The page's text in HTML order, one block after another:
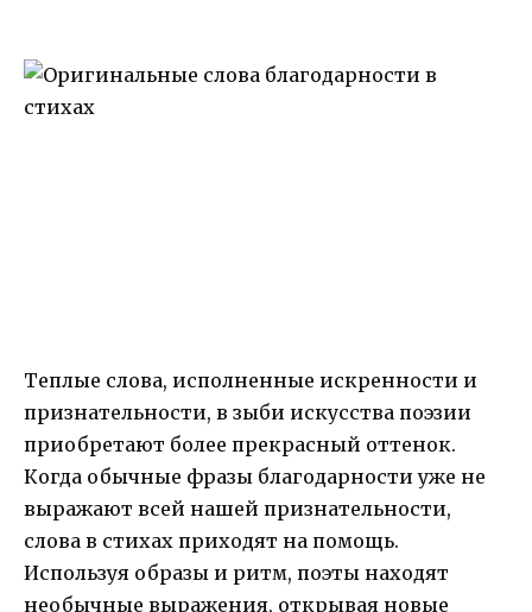
Теплые слова, исполненные искренности и
признательности, в зыби искусства поэзии
приобретают более прекрасный оттенок.
Когда обычные фразы благодарности уже не
выражают всей нашей признательности,
слова в стихах приходят на помощь.
Используя образы и ритм, поэты находят
необычные выражения, открывая новые